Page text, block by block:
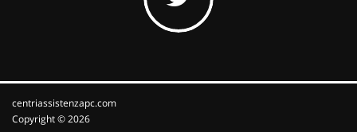
centriassistenzapc.com
Copyright © 2026